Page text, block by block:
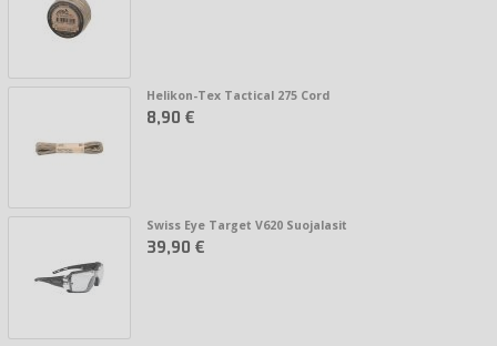
Helikon-Tex Tactical 275 Cord
8,90 €
Swiss Eye Target V620 Suojalasit
39,90 €